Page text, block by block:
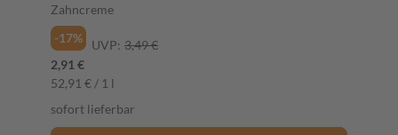
Zahncreme
-17%
UVP: 3,49 €
2,91 €
52,91 € / 1 l
sofort lieferbar